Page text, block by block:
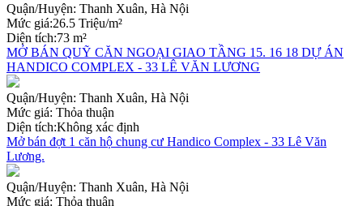
Quận/Huyện: Thanh Xuân, Hà Nội
Mức giá:26.5 Triệu/m²
Diện tích:73 m²
MỞ BÁN QUỸ CĂN NGOẠI GIAO TẦNG 15. 16 18 DỰ ÁN
HANDICO COMPLEX - 33 LÊ VĂN LƯƠNG
Quận/Huyện: Thanh Xuân, Hà Nội
Mức giá: Thỏa thuận
Diện tích:Không xác định
Mở bán đợt 1 căn hộ chung cư Handico Complex - 33 Lê Văn
Lương.
Quận/Huyện: Thanh Xuân, Hà Nội
Mức giá: Thỏa thuận